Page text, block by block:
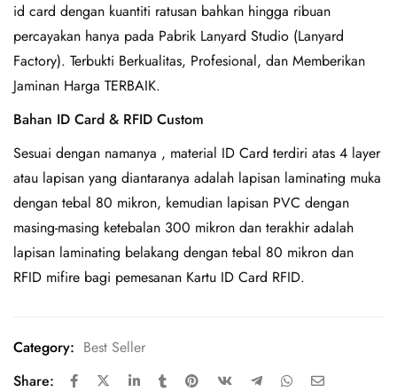
id card dengan kuantiti ratusan bahkan hingga ribuan
percayakan hanya pada Pabrik Lanyard Studio (Lanyard
Factory). Terbukti Berkualitas, Profesional, dan Memberikan
Jaminan Harga TERBAIK.
Bahan ID Card & RFID Custom
Sesuai dengan namanya , material ID Card terdiri atas 4 layer
atau lapisan yang diantaranya adalah lapisan laminating muka
dengan tebal 80 mikron, kemudian lapisan PVC dengan
masing-masing ketebalan 300 mikron dan terakhir adalah
lapisan laminating belakang dengan tebal 80 mikron dan
RFID mifire bagi pemesanan Kartu ID Card RFID.
Category: Best Seller
Share: